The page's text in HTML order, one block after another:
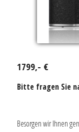
1799,- €
Bitte fragen Sie
Besorgen wir Ihnen